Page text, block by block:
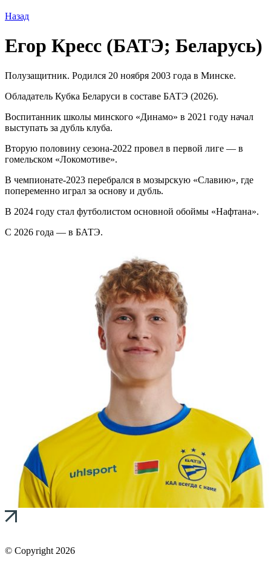
Назад
Егор Кресс (БАТЭ; Беларусь)
Полузащитник. Родился 20 ноября 2003 года в Минске.
Обладатель Кубка Беларуси в составе БАТЭ (2026).
Воспитанник школы минского «Динамо» в 2021 году начал
выступать за дубль клуба.
Вторую половину сезона-2022 провел в первой лиге — в
гомельском «Локомотиве».
В чемпионате-2023 перебрался в мозырскую «Славию», где
попеременно играл за основу и дубль.
В 2024 году стал футболистом основной обоймы «Нафтана».
С 2026 года — в БАТЭ.
© Copyright 2026